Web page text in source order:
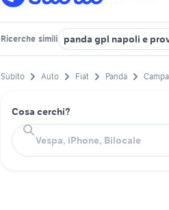
Ricerche simili panda gpl napoli e
Subito Auto Fiat Panda
Cosa cerchi?